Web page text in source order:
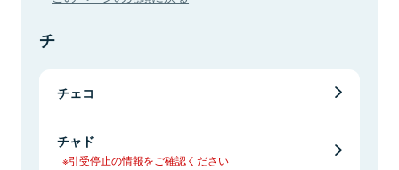
チ
チェコ
チャド
※引受停止の情報をご確認ください